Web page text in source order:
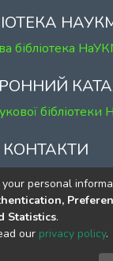
бібліотека
КОНТАКТИ
Григорія
к. 1, к. 120
(044) 463-69-31
personal
Statistics.
our privacy policy.